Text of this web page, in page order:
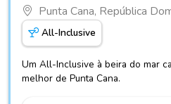
Punta Cana, República
All-Inclusive
Um All-Inclusive à beira do mar
melhor de Punta Cana.